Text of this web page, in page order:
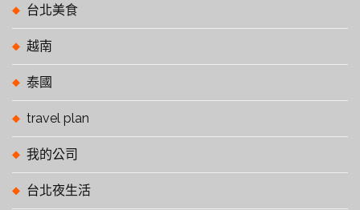
台北美食
越南
泰國
travel plan
我的公司
台北夜生活